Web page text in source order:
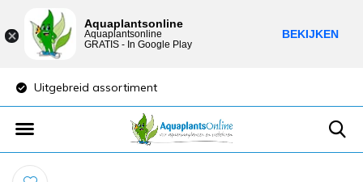
Uitgebreid assortiment
Aquaplantsonline
Aquaplantsonline
GRATIS - In Google Play
BEKIJKEN